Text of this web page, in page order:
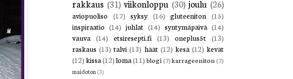
rakkaus (31) viikonloppu (30) joulu (26)
aviopuoliso (17) syksy (16) gluteeniton
(15)
inspiraatio (14) juhlat (14) syntymäpäivä (14)
vauva (14) etsiresepti.fi (13) oneplus5t (13)
raskaus (13) talvi (13) häät (12) kesä (12) kevät
(12) kissa(12)loma(11) blogi (7)karrageeniton (7)
maidoton (3)